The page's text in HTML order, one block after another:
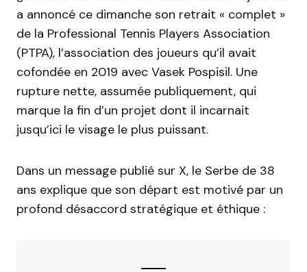
a annoncé ce dimanche son retrait « complet »
de la Professional Tennis Players Association
(PTPA), l’association des joueurs qu’il avait
cofondée en 2019 avec Vasek Pospisil. Une
rupture nette, assumée publiquement, qui
marque la fin d’un projet dont il incarnait
jusqu’ici le visage le plus puissant.
Dans un message publié sur X, le Serbe de 38
ans explique que son départ est motivé par un
profond désaccord stratégique et éthique :